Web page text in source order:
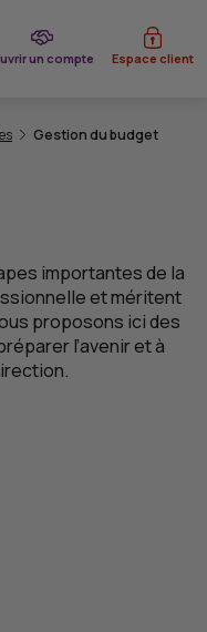
le site
un compte
du CIC Espace client
Gestion du budget
importantes de la
et méritent
proposons ici des
l’avenir et à